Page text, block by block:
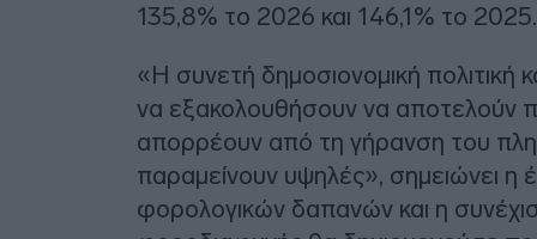
135,8% το 2026 και 146,1% το 2025.
«Η συνετή δημοσιονομική πολιτική
να εξακολουθήσουν να αποτελούν
απορρέουν από τη γήρανση του
παραμείνουν υψηλές», σημειώνει
φορολογικών δαπανών και η